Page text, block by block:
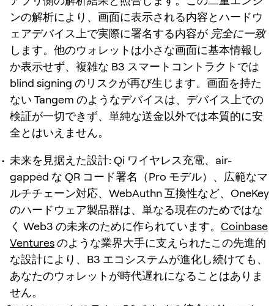
ンの解析により、画面に表示される内容とハードウ
ェアデバイス上で実際に署名する内容が 完全に一致
します。他のウォレットは小さな画面に基本情報し
か表示せず、複雑な B3 スマートコントラクトでは
blind signing のリスクが再び生じます。画面を持た
ない Tangem のようなデバイスは、デバイス上での
検証が一切できず、単純な送金以外では本質的に安
全とはいえません。
未来を見据えた設計: Qi ワイヤレス充電、air-
gapped な QR コード署名（Pro モデル）、広範なマ
ルチチェーン対応、WebAuthn 互換性など、OneKey
のハードウェア製品群は、単なる現在のためではな
く Web3 の未来のために作られています。 Coinbase
Venturesのような業界大手に支えられたこの先進的
な設計により、B3 エコシステムが進化し続けても、
あなたのウォレットが時代遅れになることはありま
せん。